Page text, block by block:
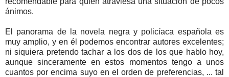
ánimos.
El panorama de la novela negra y policíaca española es
muy amplio, y en él podemos encontrar autores excelentes;
ni siquiera pretendo tachar a los dos de los que hablo hoy,
aunque sinceramente en estos momentos tengo a unos
cuantos por encima suyo en el orden de preferencias, ... tal